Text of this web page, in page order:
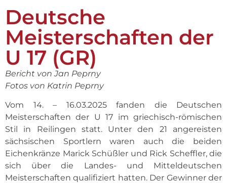
Deutsche
Meisterschaften der
U 17 (GR)
Bericht von Jan Peprny
Fotos von Katrin Peprny
Vom 14. – 16.03.2025 fanden die Deutschen
Meisterschaften der U 17 im griechisch-römischen
Stil in Reilingen statt. Unter den 21 angereisten
sächsischen Sportlern waren auch die beiden
Eichenkränze Marick Schüßler und Rick Scheffler, die
sich über die Landes- und Mitteldeutschen
Meisterschaften qualifiziert hatten. Der Gewinner der